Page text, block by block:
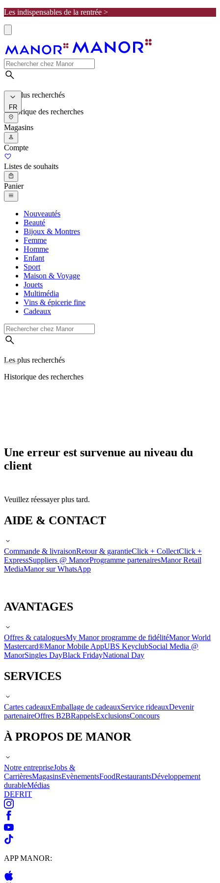
Les indispensables de la rentrée >
Les plus recherchés
Historique des recherches
FR
Magasins
Compte
Listes de souhaits
Panier
Nouveautés
Beauté
Bijoux & Montres
Femme
Homme
Enfant
Sport
Maison & Voyage
Jouets
Multimédia
Vins & épicerie fine
Cadeaux
Les plus recherchés
Historique des recherches
Une erreur est survenue au niveau du
client
Veuillez réessayer plus tard.
AIDE & CONTACT
Commande & livraisonRetour & garantieClick + CollectClick +
ExpressSuppliers @ ManorProgramme partenairesManor Retail
MediaManor sur WhatsApp
AVANTAGES
Offres & cataloguesMy Manor programme de fidélitéManor World
Mastercard®Manor Mobile AppUBS KeyclubSocial Media @
ManorSingles DayBlack FridayNational Day
SERVICES
Cartes cadeauxEmballage de cadeauxService rideauxDevenir
partenaireOffres B2BRappelsExclusionsConcours
À PROPOS DE MANOR
Notre entrepriseJobs &
CarrièresMagasinsEvènementsFoodRestaurantsDéveloppement
durableMédias
DEFRIT
APP MANOR: